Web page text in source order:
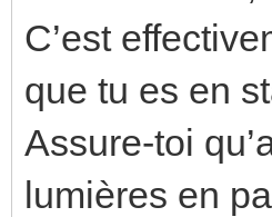
C’est
que tu es en
Assure-toi
lumières en